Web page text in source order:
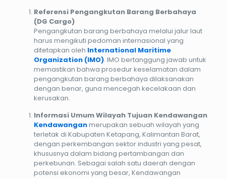
Referensi Pengangkutan Barang Berbahaya
(DG Cargo)
Pengangkutan barang berbahaya melalui jalur laut
harus mengikuti pedoman internasional yang
ditetapkan oleh International Maritime
Organization (IMO). IMO bertanggung jawab untuk
memastikan bahwa prosedur keselamatan dalam
pengangkutan barang berbahaya dilaksanakan
dengan benar, guna mencegah kecelakaan dan
kerusakan.
Informasi Umum Wilayah Tujuan Kendawangan
Kendawanganmerupakan sebuah wilayah yang
terletak di Kabupaten Ketapang, Kalimantan Barat,
dengan perkembangan sektor industri yang pesat,
khususnya dalam bidang pertambangan dan
perkebunan. Sebagai salah satu daerah dengan
potensi ekonomi yang besar, Kendawangan